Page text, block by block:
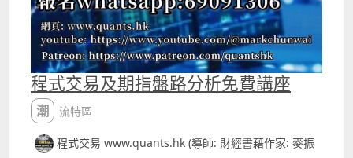
程式交易及期指盤路分析免費講座
潮流特區
程式交易 www.quants.hk (導師: 財經書藉作家: 麥振